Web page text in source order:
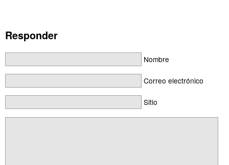
Responder
Nombre
Correo electrónico
Sitio